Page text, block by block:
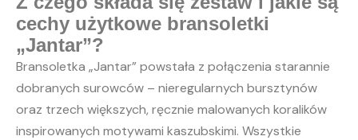
cechy użytkowe bransoletki
„Jantar”?
Bransoletka „Jantar” powstała z połączenia starannie
dobranych surowców – nieregularnych bursztynów
oraz trzech większych, ręcznie malowanych koralików
inspirowanych motywami kaszubskimi. Wszystkie